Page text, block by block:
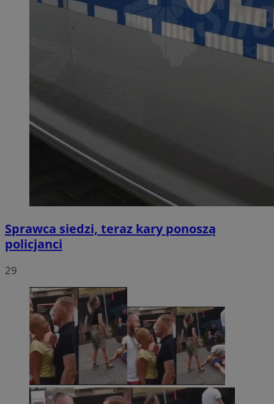
Sprawca siedzi, teraz kary ponoszą
policjanci
29